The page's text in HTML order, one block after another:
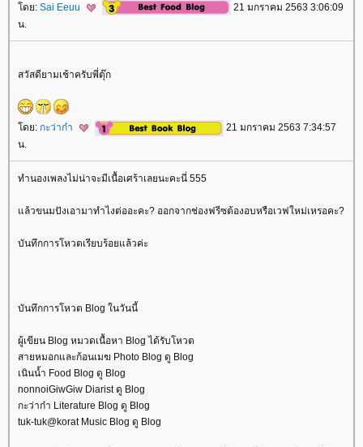
ดย: Sai Eeuu
21 มกราคม 2563 3:06:09
น.
สวัสดียามเช้าครับพี่ตุ๊ก
ดย: กะว่าก๋า
21 มกราคม 2563 7:34:57
น.
ทำนองเพลงไม่น่าจะมีเนื้อเศร้าเลยนะคะนี่ 555
ล้วขนมปังเอามาทำไงต่ออะคะ? ออกจากช่องฟรีซต้องอบหรือเวฟใหม่เหรอคะ?
บันทึกการโหวตเรียบร้อยแล้วค่ะ
บันทึกการโหวต Blog ในวันนี้
ผู้เขียน Blog หมวดเนื้อหา Blog ได้รับโหวต
สายหมอกและก้อนเมฆ Photo Blog ดู Blog
เนินน้ำ Food Blog ดู Blog
nonnoiGiwGiw Diarist ดู Blog
กะว่าก๋า Literature Blog ดู Blog
tuk-tuk@korat Music Blog ดู Blog